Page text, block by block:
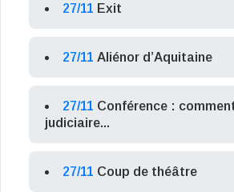
27/11 Exit
27/11 Aliénor d’Aquitaine
27/11 Conférence :
judiciaire...
27/11 Coup de théâtre